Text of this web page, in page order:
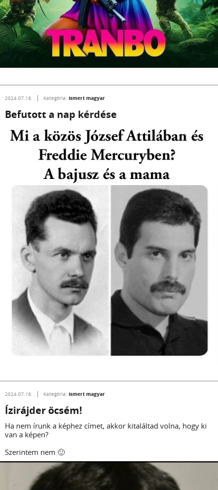
2024.07.18. Kategória: Ismert magyar
Befutott a nap kérdése
2024.07.16. Kategória: Ismert magyar
Ízirájder öcsém!
Ha nem írunk a képhez címet, akkor kitaláltad volna, hogy ki
van a képen?
Szerintem nem 🙂